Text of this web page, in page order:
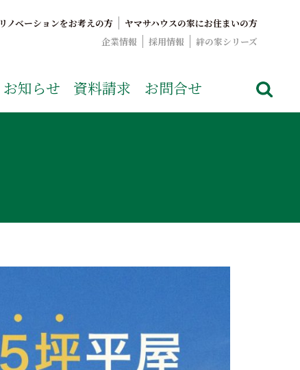
リノベーションをお考えの方
ヤマサハウスの家にお住まいの方
企業情報
採用情報 絆の家シリーズ
お知らせ 資料請求 お問合せ